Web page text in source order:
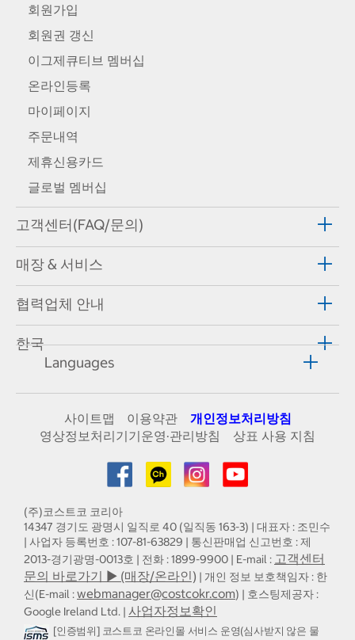
회원가입
회원권 갱신
이그제큐티브 멤버십
온라인등록
마이페이지
주문내역
제휴신용카드
글로벌 멤버십
고객센터(FAQ/문의)
매장 & 서비스
협력업체 안내
한국
Languages
사이트맵 이용약관
개인정보처리방침
영상정보처리기기운영·관리방침
상표 사용 지침
(주)코스트코 코리아
14347 경기도 광명시 일직로 40 (일직동 163-3) | 대표자 : 조민수
| 사업자 등록번호 : 107-81-63829 | 통신판매업 신고번호 : 제
2013-경기광명-0013호 | 전화 : 1899-9900 | E-mail : 고객센터
문의 바로가기 ▶ (매장/온라인) | 개인 정보 보호책임자 : 한
신(E-mail :webmanager@costcokr.com) | 호스팅제공자 :
Google Ireland Ltd. | 사업자정보확인
[인증범위] 코스트코 온라인몰 서비스 운영(심사받지 않은 물